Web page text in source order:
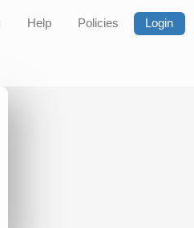
Help Policies Login